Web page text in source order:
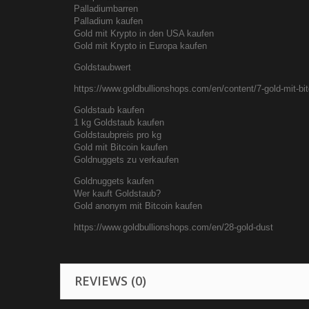
Palladiumbarren
Palladium kaufen
Gold mit Krypto in den USA kaufen
Gold mit Krypto in Europa kaufen
Goldstaubwert
https://www.goldbullionshops.com/en/content/7-gold-mit-
Goldstaub kaufen
1 kg Goldstaub kaufen
Goldstaubpreis pro kg
Gold mit Bitcoin kaufen
Goldnuggets zu verkaufen
Goldnuggets kaufen
Wer kauft Goldstaub?
Gold anonym mit Bitcoin kaufen
https://www.goldbullionshops.com/en/28-gold-dust
REVIEWS (0)